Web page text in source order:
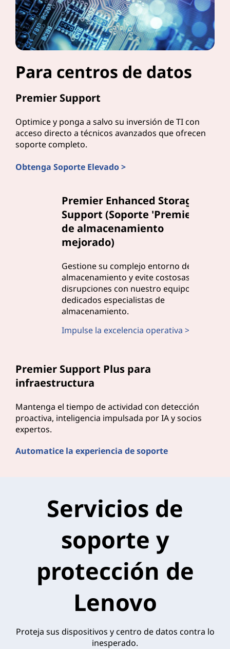
Para centros de datos
Premier Support
Optimice y ponga a salvo su inversión de TI con
acceso directo a técnicos avanzados que ofrecen
soporte completo.
Obtenga Soporte Elevado >
Premier Enhanced Storage
Support (Soporte 'Premier'
de almacenamiento
mejorado)
Gestione su complejo entorno de
almacenamiento y evite costosas
disrupciones con nuestro equipo de
dedicados especialistas de
almacenamiento.
Impulse la excelencia operativa >
Premier Support Plus para
infraestructura
Mantenga el tiempo de actividad con detección
proactiva, inteligencia impulsada por IA y socios
expertos.
Automatice la experiencia de soporte
Servicios de
soporte y
protección de
Lenovo
Proteja sus dispositivos y centro de datos contra lo
inesperado.